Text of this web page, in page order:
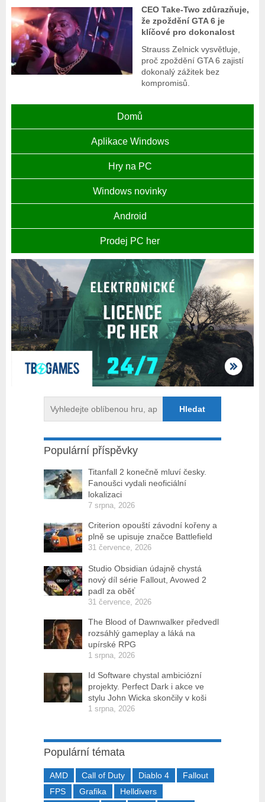
CEO Take-Two zdůrazňuje,
že zpoždění GTA 6 je
klíčové pro dokonalost
Strauss Zelnick vysvětluje,
proč zpoždění GTA 6 zajistí
dokonalý zážitek bez
kompromisů.
Domů
Aplikace Windows
Hry na PC
Windows novinky
Android
Prodej PC her
Populární příspěvky
Titanfall 2 konečně mluví česky.
Fanoušci vydali neoficiální
lokalizaci
7 srpna, 2026
Criterion opouští závodní kořeny a
plně se upisuje značce Battlefield
31 července, 2026
Studio Obsidian údajně chystá
nový díl série Fallout, Avowed 2
padl za oběť
31 července, 2026
The Blood of Dawnwalker předvedl
rozsáhlý gameplay a láká na
upírské RPG
1 srpna, 2026
Id Software chystal ambiciózní
projekty. Perfect Dark i akce ve
stylu John Wicka skončily v koši
1 srpna, 2026
Populární témata
AMD Call of Duty Diablo 4
Fallout
FPS
Grafika
Helldivers